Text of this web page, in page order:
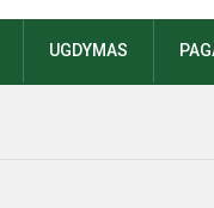
UGDYMAS